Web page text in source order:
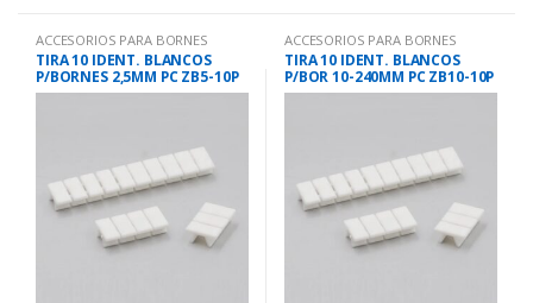
ACCESORIOS PARA BORNES
TIRA 10 IDENT. BLANCOS
P/BORNES 2,5MM PC ZB5-10P
ACCESORIOS PARA BORNES
TIRA 10 IDENT. BLANCOS
P/BOR 10-240MM PC ZB10-10P